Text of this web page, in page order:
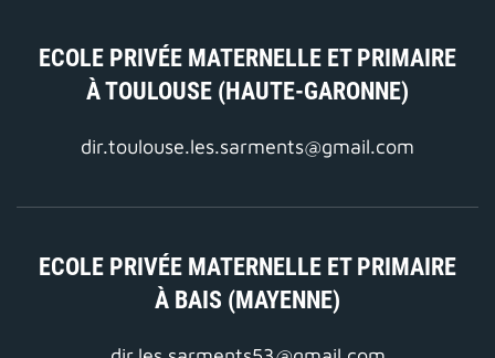
ECOLE PRIVÉE MATERNELLE ET PRIMAIRE
À TOULOUSE (HAUTE-GARONNE)
dir.toulouse.les.sarments@gmail.com
ECOLE PRIVÉE MATERNELLE ET PRIMAIRE
À BAIS (MAYENNE)